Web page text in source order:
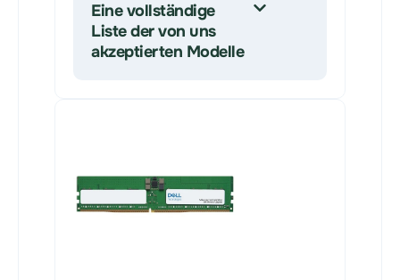
Eine vollständige
Liste der von uns
akzeptierten Modelle